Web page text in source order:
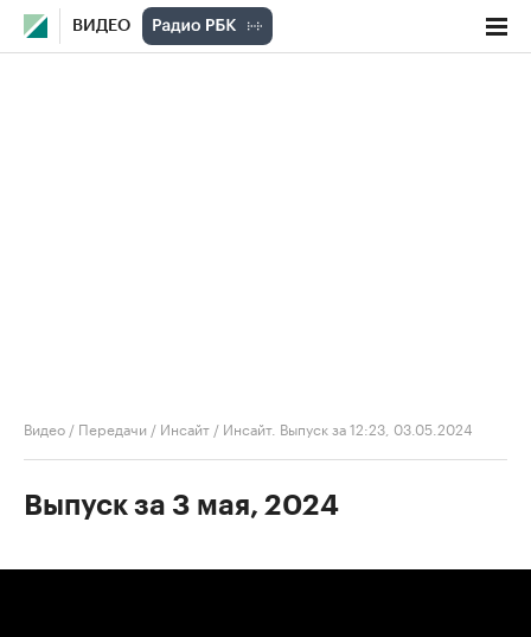
ВИДЕО
Видео / Передачи / Инсайт / Инсайт. Выпуск за 12:23, 03.05.2024
Выпуск за 3 мая, 2024